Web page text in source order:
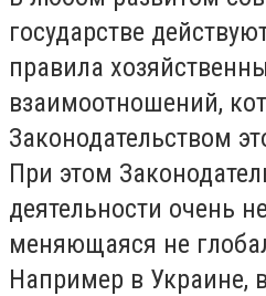
государстве
правила
взаимоотношений,
Законодательством
При этом
деятельности очень
меняющаяся не
Например в Украине,